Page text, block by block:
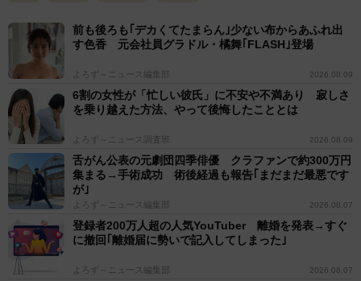
前も後ろも｢デカくてたまらん｣少ない布からあふれ出
す色香 元会社員グラドル・橘舞｢FLASH｣登場
よろず～ニュース編集部 2026.08.09
6割の女性が「忙しい彼氏」に不安や不満あり 寂しさ
を乗り越えた方法、やって後悔したこととは
よろず～ニュース調査班 2026.08.09
舌がん公表の元劇団四季俳優 クラファンで約300万円
集まる→手術成功 術後経過も報告｢まだまだ最悪です
が｣
よろず～ニュース編集部 2026.08.07
登録者200万人超の人気YouTuber 離婚を発表→すぐ
に撤回｢離婚届に勢いで記入してしまった｣
よろず～ニュース編集部 2026.08.07